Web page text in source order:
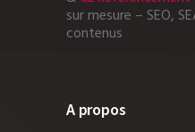
sur mesure – SEO,
contenus
A propos